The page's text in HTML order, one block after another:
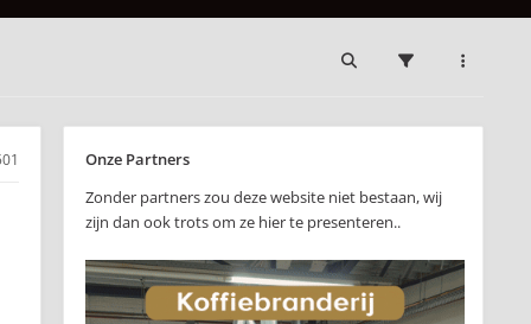
Onze Partners
Zonder partners zou deze website niet bestaan, wij
zijn dan ook trots om ze hier te presenteren..